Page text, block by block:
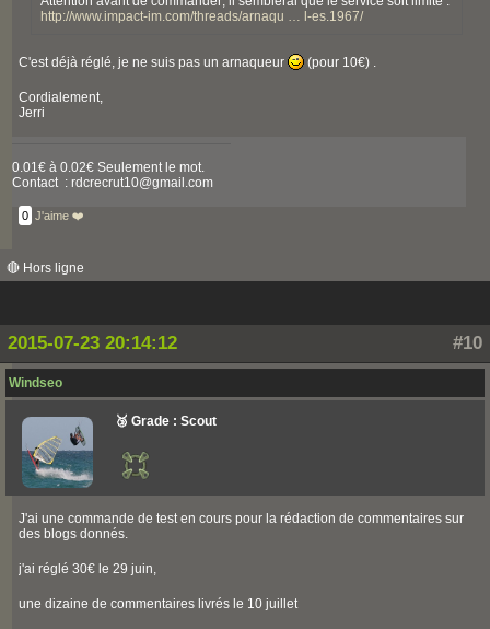
http://www.impact-im.com/threads/arnaqu … l-es.1967/
C'est déjà réglé, je ne suis pas un arnaqueur (pour 10€) .
Cordialement,
Jerri
0.01€ à 0.02€ Seulement le mot.
Contact : rdcrecrut10@gmail.com
0 J'aime ❤️
🔴 Hors ligne
#10
2015-07-23 20:14:12
Windseo
🥉 Grade : Scout
J'ai une commande de test en cours pour la rédaction de commentaires sur
des blogs donnés.
j'ai réglé 30€ le 29 juin,
une dizaine de commentaires livrés le 10 juillet